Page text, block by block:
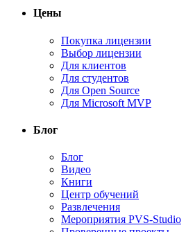
Цены
Покупка лицензии
Выбор лицензии
Для клиентов
Для студентов
Для Open Source
Для Microsoft MVP
Блог
Блог
Видео
Книги
Центр обучений
Развлечения
Мероприятия PVS-Studio